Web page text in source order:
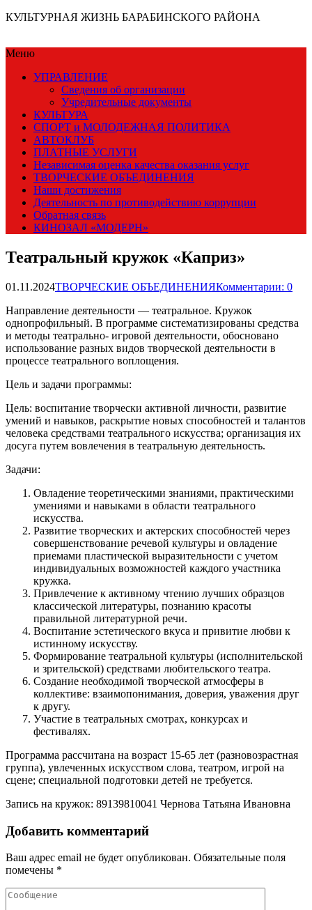
КУЛЬТУРНАЯ ЖИЗНЬ БАРАБИНСКОГО РАЙОНА
Меню
УПРАВЛЕНИЕ
Сведения об организации
Учредительные документы
КУЛЬТУРА
СПОРТ и МОЛОДЕЖНАЯ ПОЛИТИКА
АВТОКЛУБ
ПЛАТНЫЕ УСЛУГИ
Независимая оценка качества оказания услуг
ТВОРЧЕСКИЕ ОБЪЕДИНЕНИЯ
Наши достижения
Деятельность по противодействию коррупции
Обратная связь
КИНОЗАЛ «МОДЕРН»
Театральный кружок «Каприз»
01.11.2024ТВОРЧЕСКИЕ ОБЪЕДИНЕНИЯКомментарии: 0
Направление деятельности — театральное. Кружок
однопрофильный. В программе систематизированы средства
и методы театрально- игровой деятельности, обосновано
использование разных видов творческой деятельности в
процессе театрального воплощения.
Цель и задачи программы:
Цель: воспитание творчески активной личности, развитие
умений и навыков, раскрытие новых способностей и талантов
человека средствами театрального искусства; организация их
досуга путем вовлечения в театральную деятельность.
Задачи:
Овладение теоретическими знаниями, практическими
умениями и навыками в области театрального
искусства.
Развитие творческих и актерских способностей через
совершенствование речевой культуры и овладение
приемами пластической выразительности с учетом
индивидуальных возможностей каждого участника
кружка.
Привлечение к активному чтению лучших образцов
классической литературы, познанию красоты
правильной литературной речи.
Воспитание эстетического вкуса и привитие любви к
истинному искусству.
Формирование театральной культуры (исполнительской
и зрительской) средствами любительского театра.
Создание необходимой творческой атмосферы в
коллективе: взаимопонимания, доверия, уважения друг
к другу.
Участие в театральных смотрах, конкурсах и
фестивалях.
Программа рассчитана на возраст 15-65 лет (разновозрастная
группа), увлеченных искусством слова, театром, игрой на
сцене; специальной подготовки детей не требуется.
Запись на кружок: 89139810041 Чернова Татьяна Ивановна
Добавить комментарий
Ваш адрес email не будет опубликован. Обязательные поля
помечены *